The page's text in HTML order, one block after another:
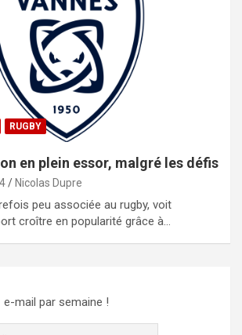
RUGBY
en plein essor, malgré les défis
Nicolas Dupre
peu associée au rugby, voit
croître en popularité grâce à…
mail par semaine !